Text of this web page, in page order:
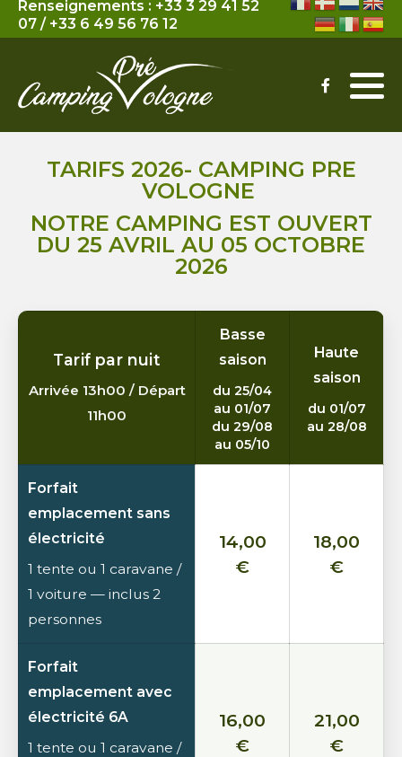
Renseignements : +33 3 29 41 52
07 / +33 6 49 56 76 12
TARIFS 2026- CAMPING PRE
VOLOGNE
NOTRE CAMPING EST OUVERT
DU 25 AVRIL AU 05 OCTOBRE
2026
Tarif par nuit
Arrivée 13h00 / Départ
11h00
Basse
saison
du 25/04
au 01/07
du 29/08
au 05/10
Haute
saison
du 01/07
au 28/08
Forfait
emplacement sans
électricité
1 tente ou 1 caravane /
1 voiture — inclus 2
personnes
14,00
€
18,00
€
Forfait
emplacement avec
électricité 6A
1 tente ou 1 caravane /
16,00
€
21,00
€
Mobil-Home
Emplacement
Tarifs Massages
Tarifs Sophrologie